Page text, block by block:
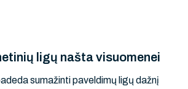
ligų našta visuomenei
sumažinti paveldimų ligų dažnį